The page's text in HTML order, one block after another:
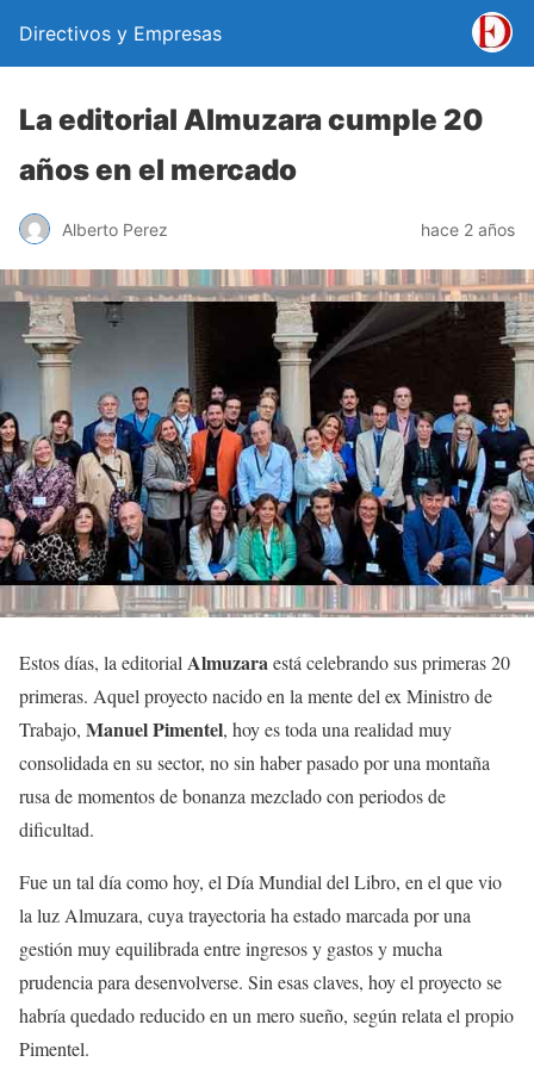
Directivos y Empresas
La editorial Almuzara cumple 20
años en el mercado
Alberto Perez hace 2 años
Estos días, la editorial Almuzara está celebrando sus primeras 20
primeras. Aquel proyecto nacido en la mente del ex Ministro de
Trabajo, Manuel Pimentel, hoy es toda una realidad muy
consolidada en su sector, no sin haber pasado por una montaña
rusa de momentos de bonanza mezclado con periodos de
dificultad.
Fue un tal día como hoy, el Día Mundial del Libro, en el que vio
la luz Almuzara, cuya trayectoria ha estado marcada por una
gestión muy equilibrada entre ingresos y gastos y mucha
prudencia para desenvolverse. Sin esas claves, hoy el proyecto se
habría quedado reducido en un mero sueño, según relata el propio
Pimentel.